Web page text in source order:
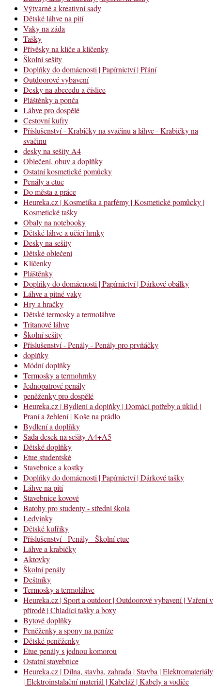
Výtvarné a kreativní sady
Dětské láhve na pití
Vaky na záda
Tašky
Přívěsky na klíče a klíčenky
Školní sešity
Doplňky do domácnosti | Papírnictví | Přání
Outdoorové vybavení
Desky na abecedu a číslice
Pláštěnky a ponča
Láhve pro dospělé
Cestovní kufry
Příslušenství - Krabičky na svačinu a láhve - Krabičky na
svačinu
desky na sešity A4
Oblečení, obuv a doplňky
Ostatní kosmetické pomůcky
Penály a etue
Do města a práce
Heureka.cz | Kosmetika a parfémy | Kosmetické pomůcky |
Kosmetické tašky
Obaly na notebooky
Dětské láhve a učící hrnky
Desky na sešity
Dětské oblečení
Klíčenky
Pláštěnky
Doplňky do domácnosti | Papírnictví | Dárkové obálky
Láhve a pitné vaky
Hry a hračky
Dětské termosky a termoláhve
Tritanové láhve
Školní sešity
Příslušenství - Penály - Penály pro prvňáčky
doplňky
Módní doplňky
Termosky a termohrnky
Jednopatrové penály
peněženky pro dospělé
Heureka.cz | Bydlení a doplňky | Domácí potřeby a úklid |
Praní a žehlení | Koše na prádlo
Bydlení a doplňky
Sada desek na sešity A4+A5
Dětské doplňky
Etue studentské
Stavebnice a kostky
Doplňky do domácnosti | Papírnictví | Dárkové tašky
Láhve na pití
Stavebnice kovové
Batohy pro studenty - střední škola
Ledvinky
Dětské kufříky
Příslušenství - Penály - Školní etue
Láhve a krabičky
Aktovky
Školní penály
Deštníky
Termosky a termoláhve
Heureka.cz | Sport a outdoor | Outdoorové vybavení | Vaření v
přírodě | Chladící tašky a boxy
Bytové doplňky
Peněženky a spony na peníze
Dětské peněženky
Etue penály s jednou komorou
Ostatní stavebnice
Heureka.cz | Dílna, stavba, zahrada | Stavba | Elektromateriály
| Elektroinstalační materiál | Kabeláž | Kabely a vodiče